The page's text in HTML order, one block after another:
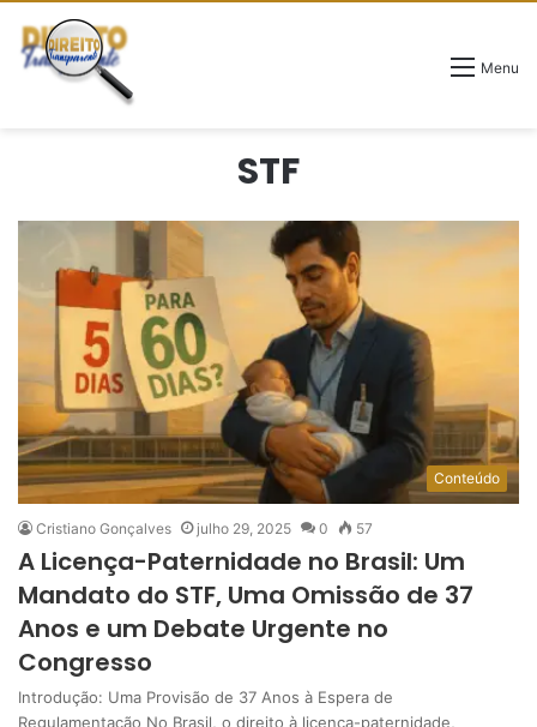
Menu
STF
Conteúdo
Cristiano Gonçalves julho 29, 2025 0 57
A Licença-Paternidade no Brasil: Um
Mandato do STF, Uma Omissão de 37
Anos e um Debate Urgente no
Congresso
Introdução: Uma Provisão de 37 Anos à Espera de
Regulamentação No Brasil, o direito à licença-paternidade,